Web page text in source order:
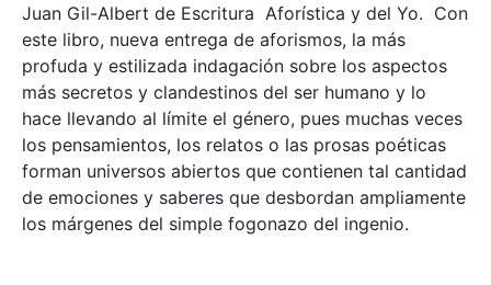
Juan Gil-Albert de Escritura Aforística y del Yo. Con
este libro, nueva entrega de aforismos, la más
profuda y estilizada indagación sobre los aspectos
más secretos y clandestinos del ser humano y lo
hace llevando al límite el género, pues muchas veces
los pensamientos, los relatos o las prosas poéticas
forman universos abiertos que contienen tal cantidad
de emociones y saberes que desbordan ampliamente
los márgenes del simple fogonazo del ingenio.